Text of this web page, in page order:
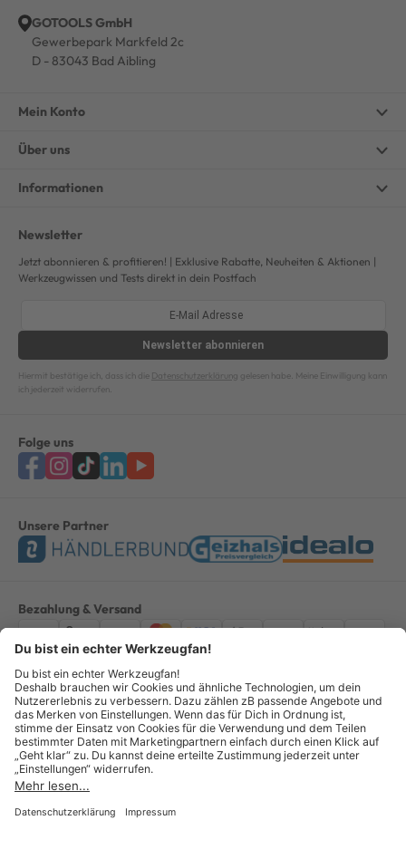
GOTOOLS GmbH
Gewerbepark Markfeld 2c
D - 83043 Bad Aibling
Mein Konto
Über uns
Informationen
Newsletter
Jetzt abonnieren & profitieren! | Exklusive Rabatte, Neuheiten & Aktionen |
Werkzeugwissen und Tests direkt in dein Postfach
Newsletter abonnieren
Hiermit bestätige ich, dass ich die Datenschutzerklärung gelesen habe. Meine Einwilligung kann
ich jederzeit widerrufen.
Folge uns
Unsere Partner
Bezahlung & Versand
ImpressumAGBDatenschutzWiderruf Vertrag widerrufen
Alle Preise verstehen sich inkl. ges. MwSt. *Kostenloser Versand innerhalb
Deutschlands, bei Bestellungen ab 100,00 Euro.
© Copyright 2026 GOTOOLS GmbH - Alle Rechte vorbehalten. powered by
createyourtemplate